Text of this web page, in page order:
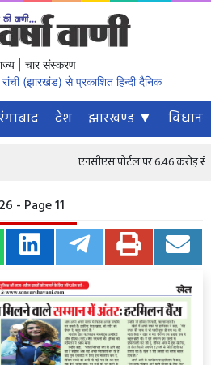
| चार संस्करण
(झारखंड) से प्रकाशित हिन्दी दैनिक
देश झारखण्ड ▼
एनसीएस पोर्टल पर 6.46 करोड़ से
- Page 11